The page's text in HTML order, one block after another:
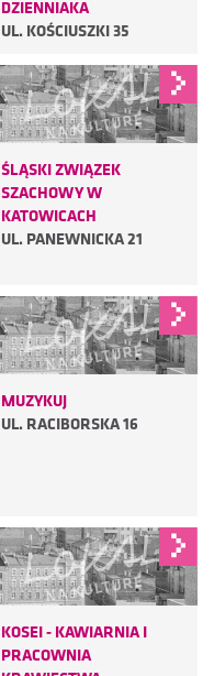
DZIENNIAKA
UL. KOŚCIUSZKI 35
ŚLĄSKI ZWIĄZEK
SZACHOWY W
KATOWICACH
UL. PANEWNICKA 21
MUZYKUJ
UL. RACIBORSKA 16
KOSEI - KAWIARNIA I
PRACOWNIA